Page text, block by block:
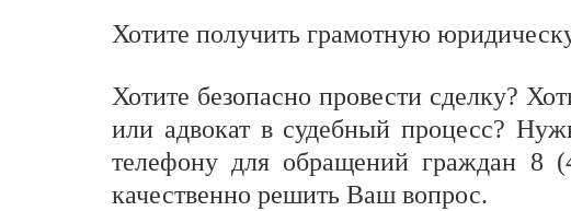
Хотите получить грамотную
Хотите безопасно провести сделку?
или адвокат в судебный процесс?
телефону для обращений граждан 8
качественно решить Ваш вопрос.